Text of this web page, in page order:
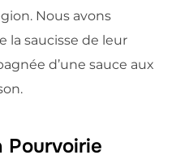
Nous avons
la saucisse de leur
d’une sauce aux
Pourvoirie